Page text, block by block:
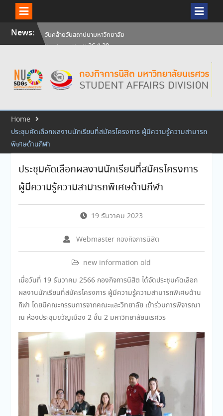
SkipNews:
วันคล้ายวันสถาปนามหาวิทยาลัย
นเรศวร ครบรอบ 36 ปี 29
สัมภาษณ์นิสิตเพื่อพิจารณาเข้ารับ
ทุนการศึกษามหาวิทยาลัยนเรศวร
ประจำปีการศึกษา 256
แก่นิสิตปัจจุบัน
Home
ประชุมคัดเลือกผลงานนักเรียนที่สมัครโครงการ ผู้มีความรู้ความสามารถ
พิเศษด้านกีฬา
ประชุมคัดเลือกผลงานนักเรียนที่สมัครโครงการ
ผู้มีความรู้ความสามารถพิเศษด้านกีฬา
19 ธันวาคม 2023
Webmaster กองกิจการนิสิต
new information old
เมื่อวันที่ 19 ธันวาคม 2566 กองกิจการนิสิต ได้จัดประชุมคัดเลือก
ผลงานนักเรียนที่สมัครโครงการ ผู้มีความรู้ความสามารถพิเศษด้าน
กีฬา โดยมีคณะกรรมการจากคณะและวิทยาลัย เข้าร่วมการพิจารณา
ณ ห้องประชุมขวัญเมือง 2 ชั้น 2 มหาวิทยาลัยนเรศวร